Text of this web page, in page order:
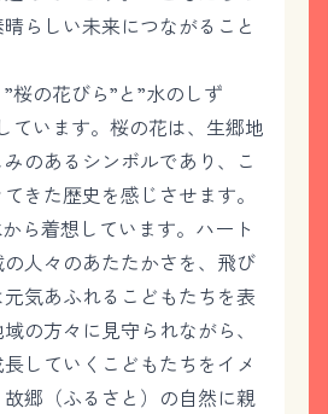
らしい未来につながること
桜の花びら”と”水のしず
ています。桜の花は、生郷地
のあるシンボルであり、こ
きた歴史を感じさせます。
ら着想しています。ハート
人々のあたたかさを、飛び
気あふれるこどもたちを表
の方々に見守られながら、
していくこどもたちをイメ
郷（ふるさと）の自然に親